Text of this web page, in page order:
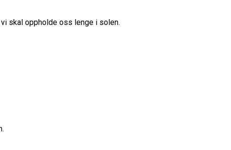
skal oppholde oss lenge i solen.